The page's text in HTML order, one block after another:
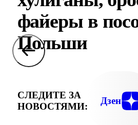
файеры в
Польши
СЛЕДИТЕ ЗА
НОВОСТЯМИ:
Дзен